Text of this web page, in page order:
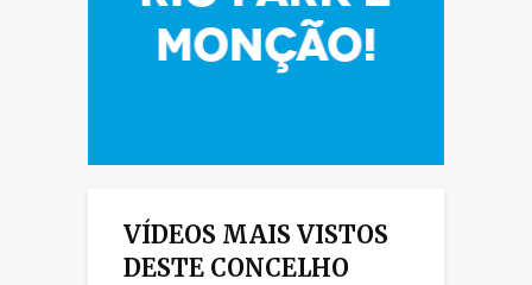
VÍDEOS MAIS VISTOS
DESTE CONCELHO